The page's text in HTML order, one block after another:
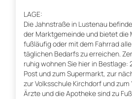
LAGE:
Die Jahnstraße in Lustenau
der Marktgemeinde und bietet die
fußläufig oder mit dem Fahrrad
täglichen Bedarfs zu erreichen.
ruhig wohnen Sie hier in Bestlage:
Post und zum Supermarkt, zur
zur Volksschule Kirchdorf und zum
Ärzte und die Apotheke sind zu